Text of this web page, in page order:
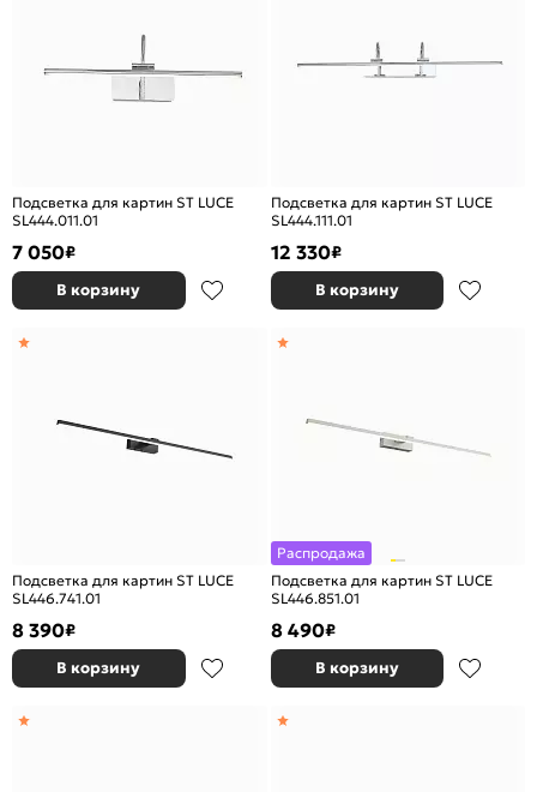
Подсветка для картин ST LUCE
SL444.011.01
7 050₽
В корзину
Подсветка для картин ST LUCE
SL444.111.01
12 330₽
В корзину
Подсветка для картин ST LUCE
SL446.741.01
8 390₽
В корзину
Распродажа
Подсветка для картин ST LUCE
SL446.851.01
8 490₽
В корзину